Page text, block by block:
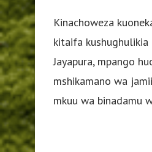
Kinachoweza
kitaifa kushughulikia
Jayapura, mpango
mshikamano wa
mkuu wa binadamu